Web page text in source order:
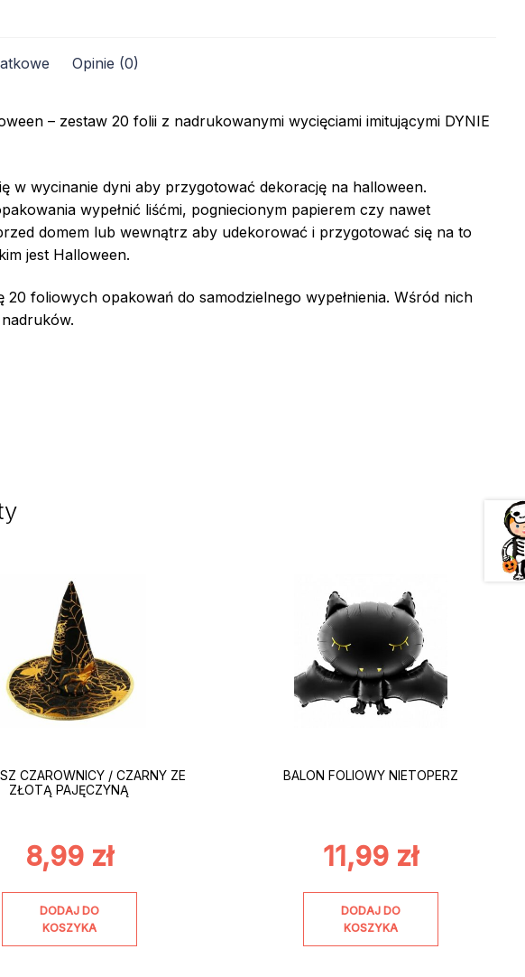
Opinie (0)
– zestaw 20 folii z nadrukowanymi wycięciami imitującymi DYNIE
w wycinanie dyni aby przygotować dekorację na halloween.
wypełnić liśćmi, pogniecionym papierem czy nawet
domem lub wewnątrz aby udekorować i przygotować się na to
jest Halloween.
20 foliowych opakowań do samodzielnego wypełnienia. Wśród nich
CZAROWNICY / CZARNY ZE
ZŁOTĄ PAJĘCZYNĄ
8,99 zł
DODAJ DO
KOSZYKA
BALON FOLIOWY NIETOPERZ
11,99 zł
DODAJ DO
KOSZYKA